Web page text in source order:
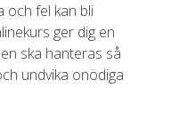
och fel kan bli
ger dig en
ska hanteras så
undvika onödiga